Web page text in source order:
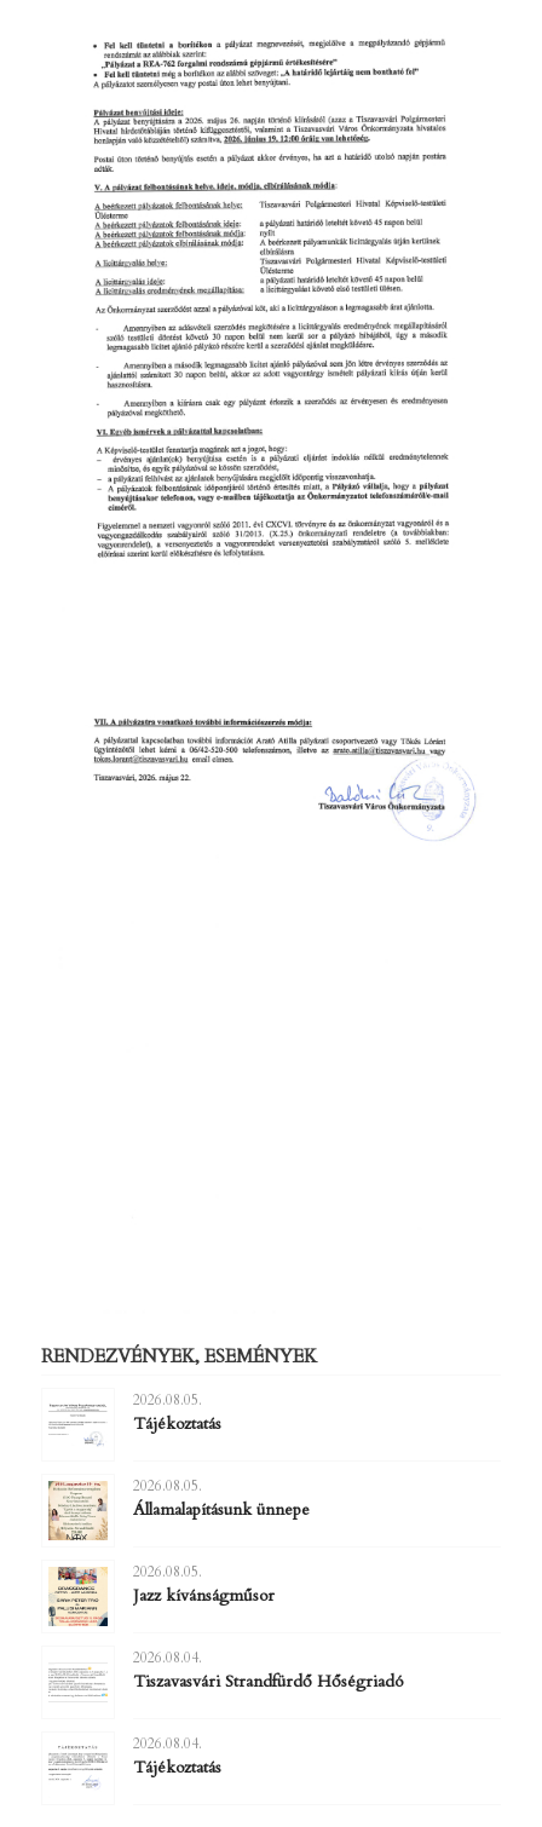
RENDEZVÉNYEK, ESEMÉNYEK
2026.08.05.
Tájékoztatás
2026.08.05.
Államalapításunk ünnepe
2026.08.05.
Jazz kívánságműsor
2026.08.04.
Tiszavasvári Strandfürdő Hőségriadó
2026.08.04.
Tájékoztatás